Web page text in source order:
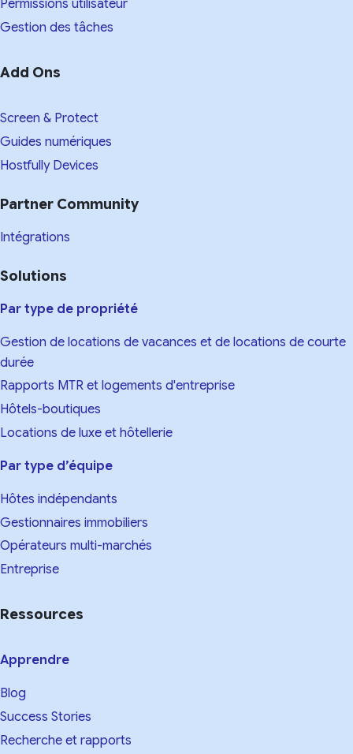
Permissions utilisateur
Gestion des tâches
Add Ons
Screen & Protect
Guides numériques
Hostfully Devices
Partner Community
Intégrations
Solutions
Par type de propriété
Gestion de locations de vacances et de locations de courte
durée
Rapports MTR et logements d'entreprise
Hôtels-boutiques
Locations de luxe et hôtellerie
Par type d’équipe
Hôtes indépendants
Gestionnaires immobiliers
Opérateurs multi-marchés
Entreprise
Ressources
Apprendre
Blog
Success Stories
Recherche et rapports